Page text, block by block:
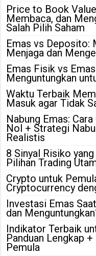
Price to Book
Membaca, dan
Salah Pilih Saham
Emas vs Deposito:
Menjaga dan
Emas Fisik vs
Menguntungkan
Waktu Terbaik
Masuk agar Tidak
Nabung Emas:
Nol + Strategi
Realistis
8 Sinyal Risiko
Pilihan Trading
Crypto untuk
Cryptocurrency
Investasi Emas
dan
Indikator Terbaik
Panduan Lengkap
Pemula